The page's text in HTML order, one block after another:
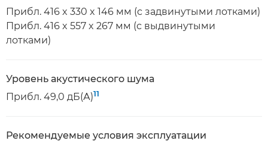
Прибл. 416 x 330 x 146 мм (с задвинутыми лотками)
Прибл. 416 x 557 x 267 мм (с выдвинутыми
лотками)
Уровень акустического шума
Прибл. 49,0 дБ(А)11
Рекомендуемые условия эксплуатации